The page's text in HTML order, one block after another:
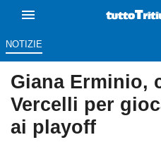
NOTIZIE
Giana Erminio,
Vercelli per
ai playoff